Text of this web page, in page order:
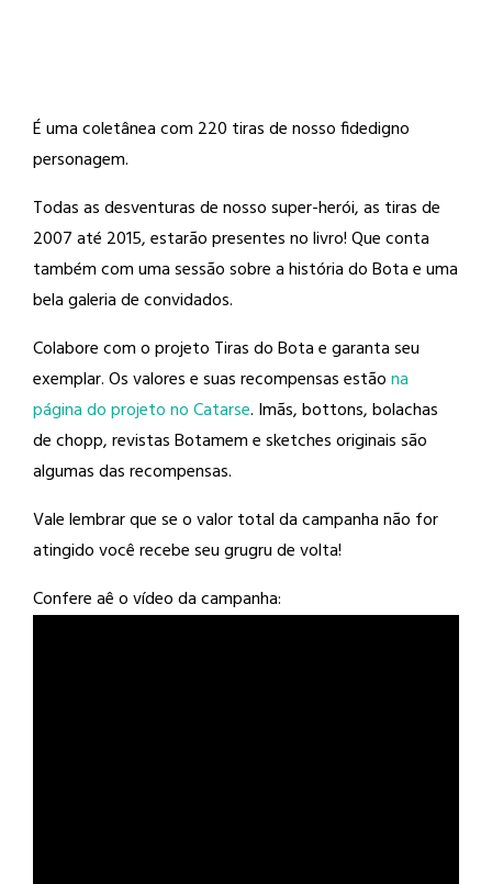
É uma coletânea com 220 tiras de nosso fidedigno
personagem.
Todas as desventuras de nosso super-herói, as tiras de
2007 até 2015, estarão presentes no livro! Que conta
também com uma sessão sobre a história do Bota e uma
bela galeria de convidados.
Colabore com o projeto Tiras do Bota e garanta seu
exemplar. Os valores e suas recompensas estãona
página do projeto no Catarse. Imãs, bottons, bolachas
de chopp, revistas Botamem e sketches originais são
algumas das recompensas.
Vale lembrar que se o valor total da campanha não for
atingido você recebe seu grugru de volta!
Confere aê o vídeo da campanha: